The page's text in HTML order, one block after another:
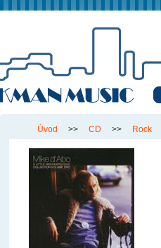
Úvod >> CD >> Rock